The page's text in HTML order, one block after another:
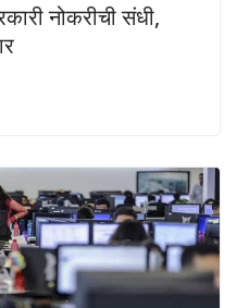
नोकरीची संधी,